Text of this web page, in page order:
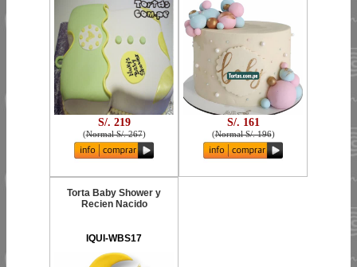
S/. 219
(Normal S/. 267)
S/. 161
(Normal S/. 196)
Torta Baby Shower y
Recien Nacido
IQUI-WBS17